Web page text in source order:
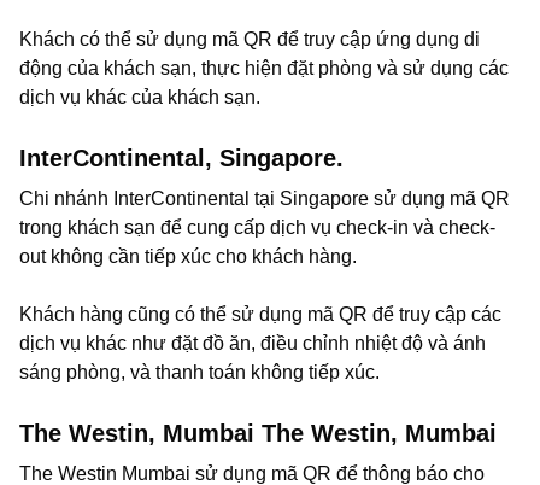
Khách có thể sử dụng mã QR để truy cập ứng dụng di
động của khách sạn, thực hiện đặt phòng và sử dụng các
dịch vụ khác của khách sạn.
InterContinental, Singapore.
Chi nhánh InterContinental tại Singapore sử dụng mã QR
trong khách sạn để cung cấp dịch vụ check-in và check-
out không cần tiếp xúc cho khách hàng.
Khách hàng cũng có thể sử dụng mã QR để truy cập các
dịch vụ khác như đặt đồ ăn, điều chỉnh nhiệt độ và ánh
sáng phòng, và thanh toán không tiếp xúc.
The Westin, Mumbai The Westin, Mumbai
The Westin Mumbai sử dụng mã QR để thông báo cho